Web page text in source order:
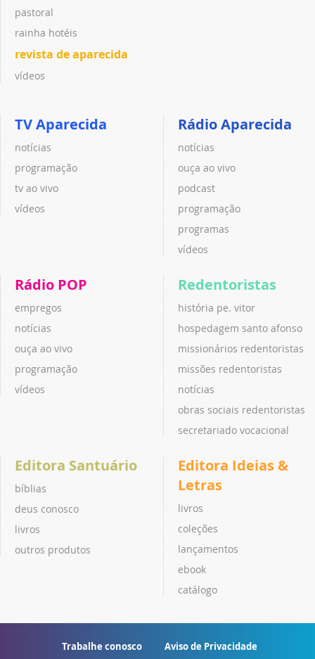
pastoral
rainha hotéis
revista de aparecida
vídeos
TV Aparecida
notícias
programação
tv ao vivo
vídeos
Rádio Aparecida
notícias
ouça ao vivo
podcast
programação
programas
vídeos
Rádio POP
empregos
notícias
ouça ao vivo
programação
vídeos
Redentoristas
história pe. vitor
hospedagem santo afonso
missionários redentoristas
missões redentoristas
notícias
obras sociais redentoristas
secretariado vocacional
Editora Santuário
bíblias
deus conosco
livros
outros produtos
Editora Ideias &
Letras
livros
coleções
lançamentos
ebook
catálogo
Trabalhe conosco Aviso de Privacidade